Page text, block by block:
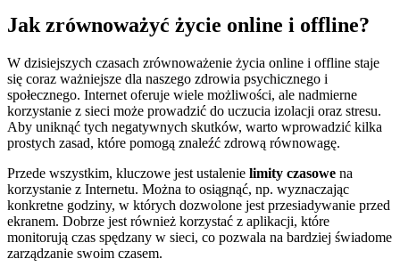
Jak zrównoważyć życie online i offline?
W dzisiejszych czasach zrównoważenie życia online i offline staje
się coraz ważniejsze dla naszego zdrowia psychicznego i
społecznego. Internet oferuje wiele możliwości, ale nadmierne
korzystanie z sieci może prowadzić do uczucia izolacji oraz stresu.
Aby uniknąć tych negatywnych skutków, warto wprowadzić kilka
prostych zasad, które pomogą znaleźć zdrową równowagę.
Przede wszystkim, kluczowe jest ustalenie limity czasowe na
korzystanie z Internetu. Można to osiągnąć, np. wyznaczając
konkretne godziny, w których dozwolone jest przesiadywanie przed
ekranem. Dobrze jest również korzystać z aplikacji, które
monitorują czas spędzany w sieci, co pozwala na bardziej świadome
zarządzanie swoim czasem.